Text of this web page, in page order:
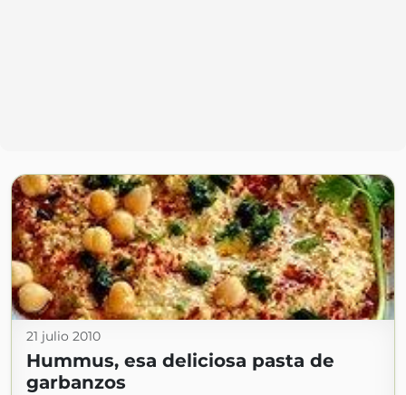
21 julio 2010
Hummus, esa deliciosa pasta de
garbanzos